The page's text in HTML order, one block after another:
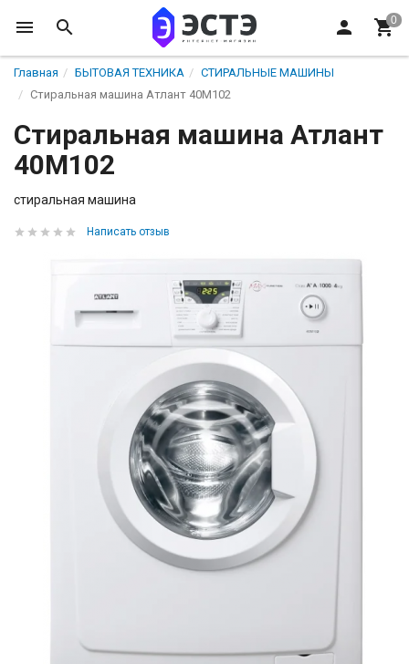
Главная БЫТОВАЯ ТЕХНИКА
СТИРАЛЬНЫЕ МАШИНЫ
Стиральная машина Атлант 40М102
Стиральная машина Атлант
40М102
стиральная машина
Написать отзыв